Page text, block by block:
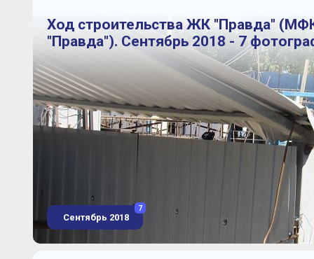
Ход строительства ЖК "Правда"
"Правда"). Сентябрь 2018 - 7
Сентябрь 2018
7